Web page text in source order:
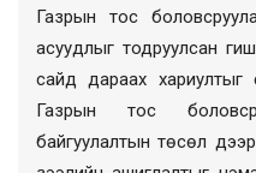
Газрын тос
асуудлыг тодруулсан
сайд дараах хариултыг
Газрын тос
байгуулалтын төсөл